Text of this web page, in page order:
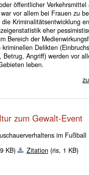
öffentlicher
vor allem bei Frauen zu
Kriminalitätsentwicklung
eher
Bereich der
Delikten
Betrug, Angriff) werden vor
leben.
zum Gewalt-Event
im Fußball
KB) Zitation(ris, 1 KB)